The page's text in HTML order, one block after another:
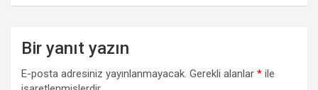
Bir yanıt yazın
E-posta adresiniz yayınlanmayacak. Gerekli alanlar * ile